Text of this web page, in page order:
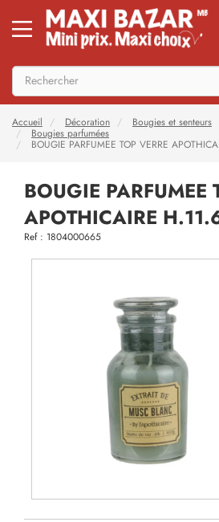
Accueil Décoration Bougies et senteurs
Bougies parfumées
BOUGIE PARFUMEE TOP VERRE
BOUGIE PARFUMEE
APOTHICAIRE
Ref : 1804000665